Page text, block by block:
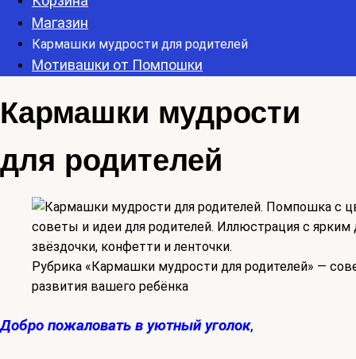
Магазин
Кармашки мудрости для родителей
Мотивашки от Помпошки
Кармашки мудрости
для родителей
Рубрика «Кармашки мудрости для родителей» —
развития вашего ребёнка
Добро пожаловать в уютный уголок,